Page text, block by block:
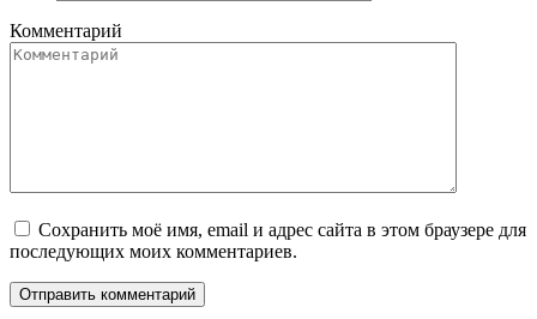
Комментарий
Сохранить моё имя, email и адрес сайта в этом браузере для
последующих моих комментариев.